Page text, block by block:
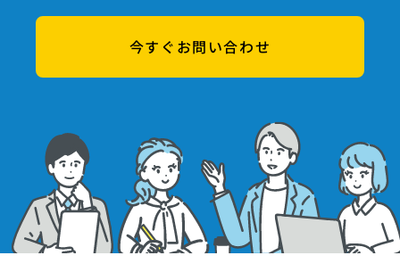
今すぐお問い合わせ